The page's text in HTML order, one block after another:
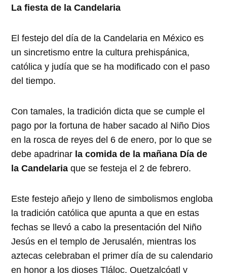
La fiesta de la Candelaria
El festejo del día de la Candelaria en México es
un sincretismo entre la cultura prehispánica,
católica y judía que se ha modificado con el paso
del tiempo.
Con tamales, la tradición dicta que se cumple el
pago por la fortuna de haber sacado al Niño Dios
en la rosca de reyes del 6 de enero, por lo que se
debe apadrinar la comida de la mañana Día de
la Candelaria que se festeja el 2 de febrero.
Este festejo añejo y lleno de simbolismos engloba
la tradición católica que apunta a que en estas
fechas se llevó a cabo la presentación del Niño
Jesús en el templo de Jerusalén, mientras los
aztecas celebraban el primer día de su calendario
en honor a los dioses Tláloc, Quetzalcóatl y